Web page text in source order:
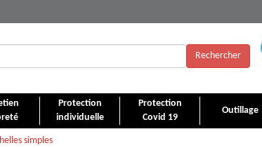
Rechercher
Protection
individuelle
Protection
Covid 19
Outillage
simples